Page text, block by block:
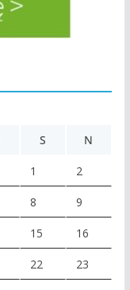
S N
1 2
8 9
15 16
22 23